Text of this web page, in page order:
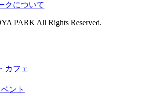
クについて
PARK All Rights Reserved.
カフェ
ント